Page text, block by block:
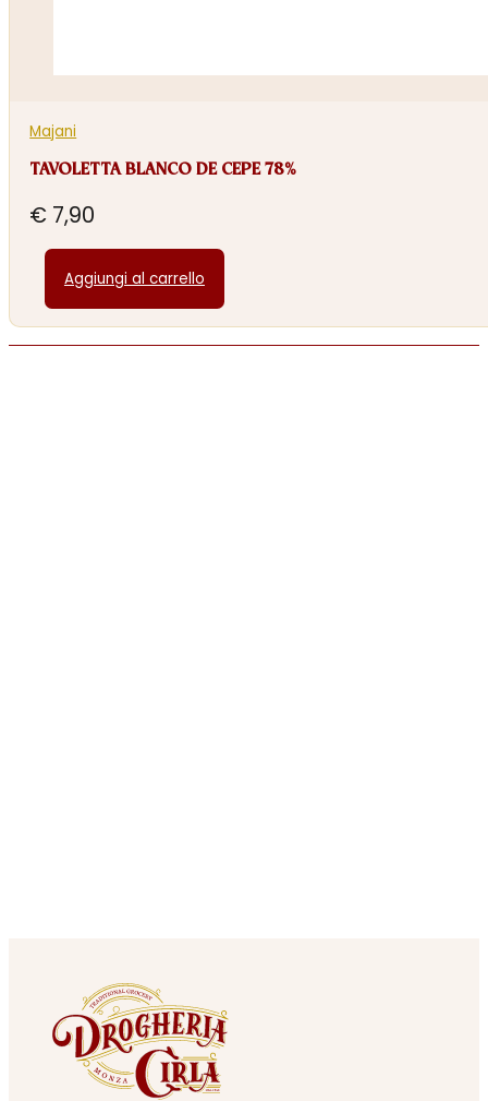
Majani
TAVOLETTA BLANCO DE CEPE 78%
€ 7,90
Aggiungi al carrello